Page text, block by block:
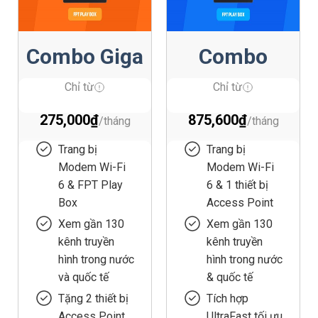
Combo Giga
F2
Chỉ từ
275,000₫
Trang bị
Modem Wi-Fi
6 & FPT Play
Box
Xem gần 130
kênh truyền
hình trong nước
và quốc tế
Tặng 2 thiết bị
Combo
Lux500
Chỉ từ
875,600₫
Trang bị
Modem Wi-Fi
6 & 1 thiết bị
Access Point
Xem gần 130
kênh truyền
hình trong nước
& quốc tế
Tích hợp